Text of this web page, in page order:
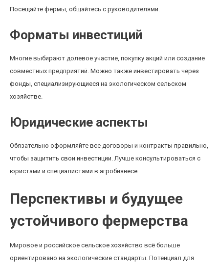
Посещайте фермы, общайтесь с руководителями.
Форматы инвестиций
Многие выбирают долевое участие, покупку акций или создание
совместных предприятий. Можно также инвестировать через
фонды, специализирующиеся на экологическом сельском
хозяйстве.
Юридические аспекты
Обязательно оформляйте все договоры и контракты правильно,
чтобы защитить свои инвестиции. Лучше консультироваться с
юристами и специалистами в агробизнесе.
Перспективы и будущее
устойчивого фермерства
Мировое и российское сельское хозяйство всё больше
ориентировано на экологические стандарты. Потенциал для